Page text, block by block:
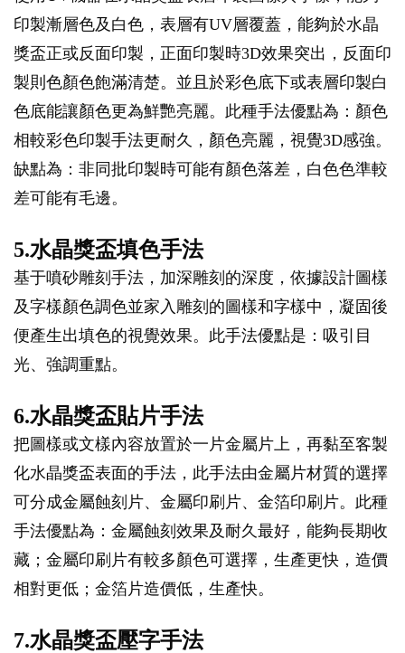
印製漸層色及白色，表層有UV層覆蓋，能夠於水晶
獎盃正或反面印製，正面印製時3D效果突出，反面印
製則色顏色飽滿清楚。並且於彩色底下或表層印製白
色底能讓顏色更為鮮艷亮麗。此種手法優點為：顏色
相較彩色印製手法更耐久，顏色亮麗，視覺3D感強。
缺點為：非同批印製時可能有顏色落差，白色色準較
差可能有毛邊。
5.水晶獎盃填色手法
基于噴砂雕刻手法，加深雕刻的深度，依據設計圖樣
及字樣顏色調色並家入雕刻的圖樣和字樣中，凝固後
便產生出填色的視覺效果。此手法優點是：吸引目
光、強調重點。
6.水晶獎盃貼片手法
把圖樣或文樣內容放置於一片金屬片上，再黏至客製
化水晶獎盃表面的手法，此手法由金屬片材質的選擇
可分成金屬蝕刻片、金屬印刷片、金箔印刷片。此種
手法優點為：金屬蝕刻效果及耐久最好，能夠長期收
藏；金屬印刷片有較多顏色可選擇，生產更快，造價
相對更低；金箔片造價低，生產快。
7.水晶獎盃壓字手法